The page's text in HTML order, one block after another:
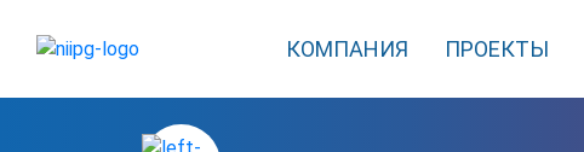
КОМПАНИЯ ПРОЕКТЫ